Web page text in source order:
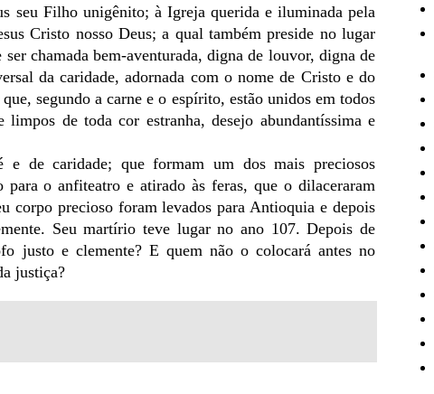
seu Filho unigênito; à Igreja querida e iluminada pela
Cristo nosso Deus; a qual também preside no lugar
chamada bem-aventurada, digna de louvor, digna de
da caridade, adornada com o nome de Cristo e do
segundo a carne e o espírito, estão unidos em todos
de toda cor estranha, desejo abundantíssima e
e de caridade; que formam um dos mais preciosos
o anfiteatro e atirado às feras, que o dilaceraram
corpo precioso foram levados para Antioquia e depois
Seu martírio teve lugar no ano 107. Depois de
justo e clemente? E quem não o colocará antes no
justiça?